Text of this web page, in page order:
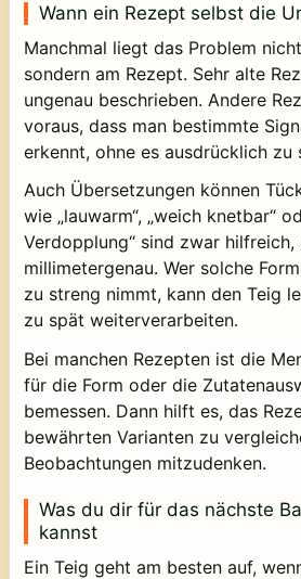
Wann ein Rezept selbst die
Manchmal liegt das Problem
sondern am Rezept. Sehr alte
ungenau beschrieben. Andere
voraus, dass man bestimmte
erkennt, ohne es ausdrücklich zu
Auch Übersetzungen können
wie „lauwarm“, „weich knetbar“
Verdopplung“ sind zwar
millimetergenau. Wer solche
zu streng nimmt, kann den Teig
zu spät weiterverarbeiten.
Bei manchen Rezepten ist die
für die Form oder die
bemessen. Dann hilft es, das
bewährten Varianten zu
Beobachtungen mitzudenken.
Was du dir für das nächste
kannst
Ein Teig geht am besten auf,